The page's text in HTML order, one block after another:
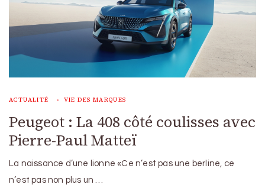
ACTUALITÉ VIE DES MARQUES
Peugeot : La 408 côté coulisses avec
Pierre-Paul Matteï
La naissance d’une lionne «Ce n’est pas une berline, ce
n’est pas non plus un …